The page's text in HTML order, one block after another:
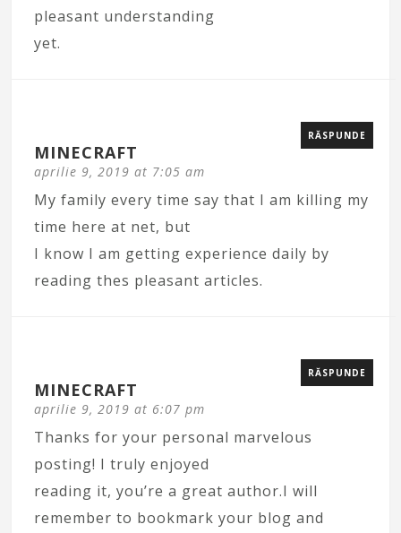
pleasant understanding
yet.
MINECRAFT
aprilie 9, 2019 at 7:05 am
RĂSPUNDE
My family every time say that I am killing my
time here at net, but
I know I am getting experience daily by
reading thes pleasant articles.
MINECRAFT
aprilie 9, 2019 at 6:07 pm
RĂSPUNDE
Thanks for your personal marvelous
posting! I truly enjoyed
reading it, you’re a great author.I will
remember to bookmark your blog and